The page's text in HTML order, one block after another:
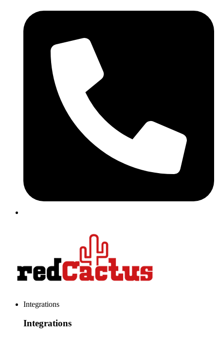
Integrations
Integrations